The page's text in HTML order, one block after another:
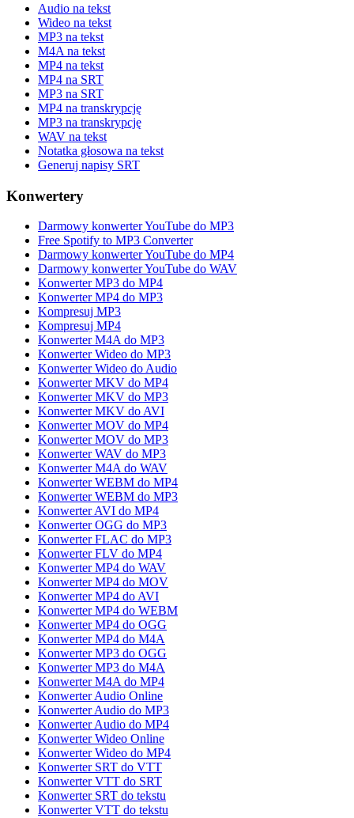
Audio na tekst
Wideo na tekst
MP3 na tekst
M4A na tekst
MP4 na tekst
MP4 na SRT
MP3 na SRT
MP4 na transkrypcję
MP3 na transkrypcję
WAV na tekst
Notatka głosowa na tekst
Generuj napisy SRT
Konwertery
Darmowy konwerter YouTube do MP3
Free Spotify to MP3 Converter
Darmowy konwerter YouTube do MP4
Darmowy konwerter YouTube do WAV
Konwerter MP3 do MP4
Konwerter MP4 do MP3
Kompresuj MP3
Kompresuj MP4
Konwerter M4A do MP3
Konwerter Wideo do MP3
Konwerter Wideo do Audio
Konwerter MKV do MP4
Konwerter MKV do MP3
Konwerter MKV do AVI
Konwerter MOV do MP4
Konwerter MOV do MP3
Konwerter WAV do MP3
Konwerter M4A do WAV
Konwerter WEBM do MP4
Konwerter WEBM do MP3
Konwerter AVI do MP4
Konwerter OGG do MP3
Konwerter FLAC do MP3
Konwerter FLV do MP4
Konwerter MP4 do WAV
Konwerter MP4 do MOV
Konwerter MP4 do AVI
Konwerter MP4 do WEBM
Konwerter MP4 do OGG
Konwerter MP4 do M4A
Konwerter MP3 do OGG
Konwerter MP3 do M4A
Konwerter M4A do MP4
Konwerter Audio Online
Konwerter Audio do MP3
Konwerter Audio do MP4
Konwerter Wideo Online
Konwerter Wideo do MP4
Konwerter SRT do VTT
Konwerter VTT do SRT
Konwerter SRT do tekstu
Konwerter VTT do tekstu